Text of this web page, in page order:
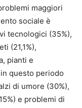
maggiori
sociale è
tecnologici (35%),
(21,1%),
pianti e
questo periodo
di umore (30%),
e problemi di